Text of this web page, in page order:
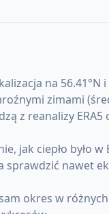
na 56.41°N i
zimami
z reanalizy ERA5
jak ciepło było w
sprawdzić nawet
okres w